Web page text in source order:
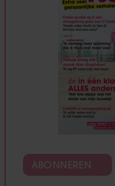
ABONNEREN